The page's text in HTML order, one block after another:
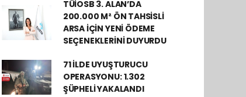
TÜİOSB 3. ALAN’DA
200.000 M² ÖN TAHSİSLİ
ARSA İÇİN YENİ ÖDEME
SEÇENEKLERİNİ DUYURDU
71 İLDE UYUŞTURUCU
OPERASYONU: 1.302
ŞÜPHELİ YAKALANDI